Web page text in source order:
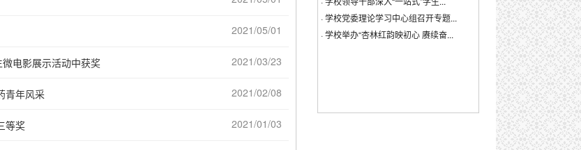
2021/05/01
电影展示活动中获奖 2021/03/23
青年风采 2021/02/08
等奖 2021/01/03
· 学校党委理论学习中心组召开专题...
· 学校举办“杏林红韵映初心 赓续奋...